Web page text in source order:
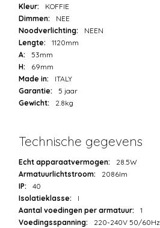
Kleur:
KOFFIE
Dimmen:
NEE
Noodverlichting:
NEEN
Lengte:
1120mm
A:
53mm
H:
69mm
Made in:
ITALY
Garantie:
5 jaar
Gewicht:
2.8kg
Technische gegevens
Echt apparaatvermogen:
28.5W
Armatuurlichtstroom:
2086lm
IP:
40
Isolatieklasse:
I
Aantal voedingen per armatuur:
1
Voedingsspanning:
220-240V 50/60Hz